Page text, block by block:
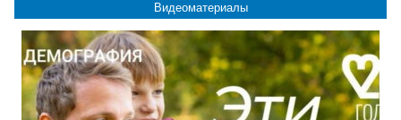
Видеоматериалы